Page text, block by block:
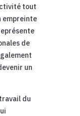
tout
empreinte
de
un
du